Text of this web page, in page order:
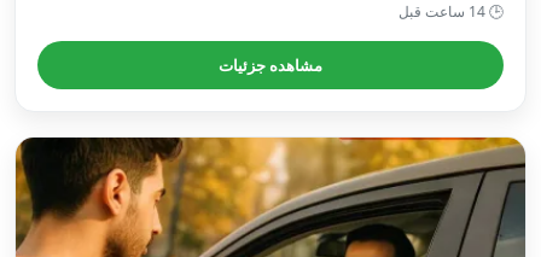
🕒 14 ساعت قبل
مشاهده جزئیات